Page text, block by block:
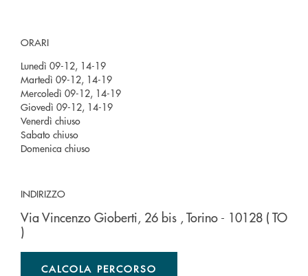
ORARI
Lunedì 09-12, 14-19
Martedì 09-12, 14-19
Mercoledì 09-12, 14-19
Giovedì 09-12, 14-19
Venerdì chiuso
Sabato chiuso
Domenica chiuso
INDIRIZZO
Via Vincenzo Gioberti, 26 bis , Torino - 10128 ( TO
)
CALCOLA PERCORSO